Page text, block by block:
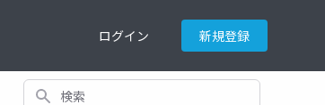
ログイン 新規登録
検索